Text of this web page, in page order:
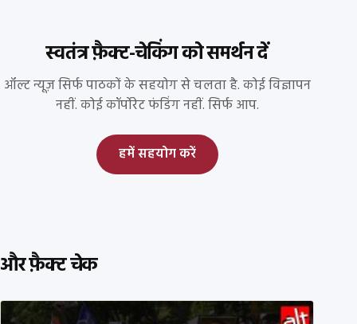
स्वतंत्र फ़ैक्ट-चेकिंग को समर्थन दें
ऑल्ट न्यूज़ सिर्फ पाठकों के सहयोग से चलता है. कोई विज्ञापन
नहीं. कोई कॉर्पोरेट फंडिंग नहीं. सिर्फ आप.
हमें सहयोग करें
और फ़ैक्ट चेक